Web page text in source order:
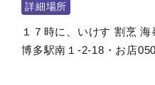
詳細場所
１７時に、いけす 割烹
博多駅南１-2-18・お店